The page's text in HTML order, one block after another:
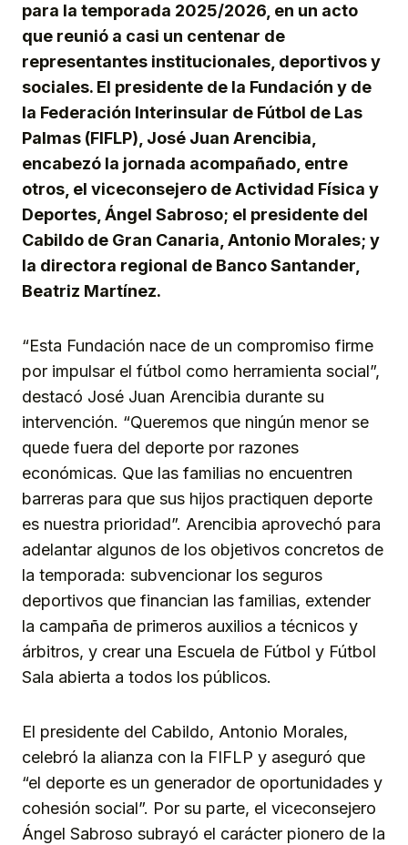
para la temporada 2025/2026, en un acto
que reunió a casi un centenar de
representantes institucionales, deportivos y
sociales. El presidente de la Fundación y de
la Federación Interinsular de Fútbol de Las
Palmas (FIFLP), José Juan Arencibia,
encabezó la jornada acompañado, entre
otros, el viceconsejero de Actividad Física y
Deportes, Ángel Sabroso; el presidente del
Cabildo de Gran Canaria, Antonio Morales; y
la directora regional de Banco Santander,
Beatriz Martínez.
“Esta Fundación nace de un compromiso firme
por impulsar el fútbol como herramienta social”,
destacó José Juan Arencibia durante su
intervención. “Queremos que ningún menor se
quede fuera del deporte por razones
económicas. Que las familias no encuentren
barreras para que sus hijos practiquen deporte
es nuestra prioridad”. Arencibia aprovechó para
adelantar algunos de los objetivos concretos de
la temporada: subvencionar los seguros
deportivos que financian las familias, extender
la campaña de primeros auxilios a técnicos y
árbitros, y crear una Escuela de Fútbol y Fútbol
Sala abierta a todos los públicos.
El presidente del Cabildo, Antonio Morales,
celebró la alianza con la FIFLP y aseguró que
“el deporte es un generador de oportunidades y
cohesión social”. Por su parte, el viceconsejero
Ángel Sabroso subrayó el carácter pionero de la